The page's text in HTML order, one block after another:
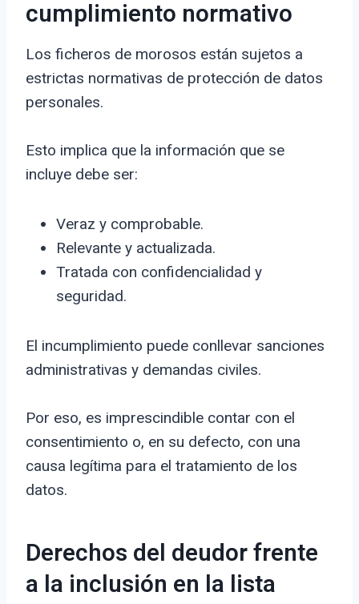
cumplimiento normativo
Los ficheros de morosos están sujetos a
estrictas normativas de protección de datos
personales.
Esto implica que la información que se
incluye debe ser:
Veraz y comprobable.
Relevante y actualizada.
Tratada con confidencialidad y
seguridad.
El incumplimiento puede conllevar sanciones
administrativas y demandas civiles.
Por eso, es imprescindible contar con el
consentimiento o, en su defecto, con una
causa legítima para el tratamiento de los
datos.
Derechos del deudor frente
a la inclusión en la lista